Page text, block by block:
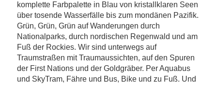
komplette Farbpalette in Blau von kristallklaren Seen
über tosende Wasserfälle bis zum mondänen Pazifik.
Grün, Grün, Grün auf Wanderungen durch
Nationalparks, durch nordischen Regenwald und am
Fuß der Rockies. Wir sind unterwegs auf
Traumstraßen mit Traumaussichten, auf den Spuren
der First Nations und der Goldgräber. Per Aquabus
und SkyTram, Fähre und Bus, Bike und zu Fuß. Und